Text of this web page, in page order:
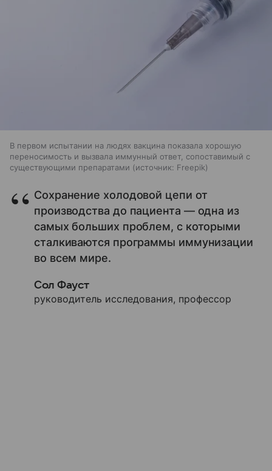
В первом испытании на людях вакцина показала хорошую
переносимость и вызвала иммунный ответ, сопоставимый с
существующими препаратами
источник: Freepik
Сохранение холодовой цепи от
производства до пациента — одна из
самых больших проблем, с которыми
сталкиваются программы иммунизации
во всем мире.
Сол Фауст
руководитель исследования, профессор